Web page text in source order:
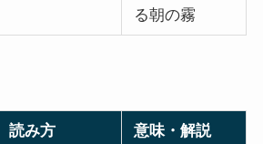
る朝の霧
読み方 意味・解説